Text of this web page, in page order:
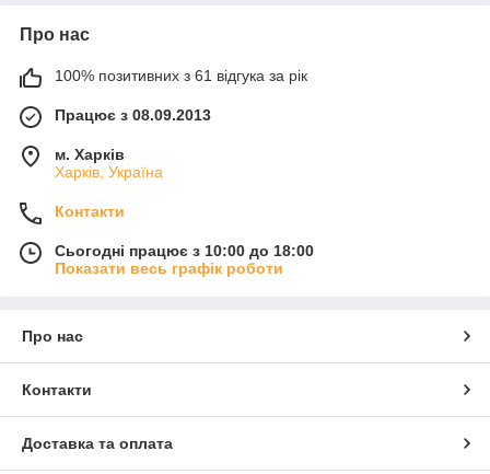
Про нас
100% позитивних з 61 відгука за рік
Працює з 08.09.2013
м. Харків
Харків, Україна
Контакти
Сьогодні працює з 10:00 до 18:00
Показати весь графік роботи
Про нас
Контакти
Доставка та оплата